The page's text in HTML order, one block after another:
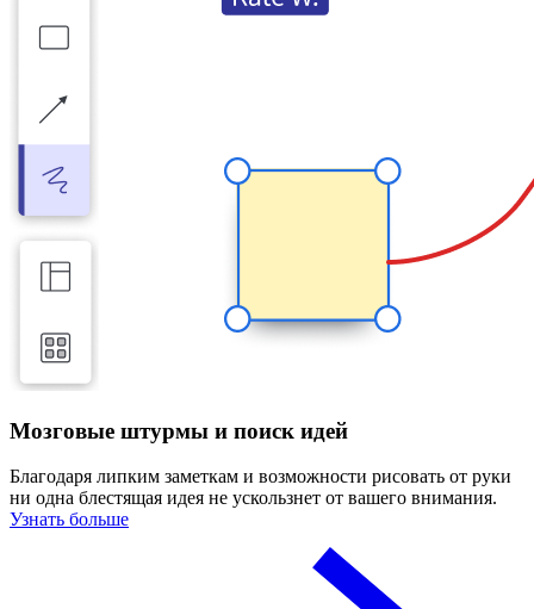
Мозговые штурмы и поиск идей
Благодаря липким заметкам и возможности рисовать от руки
ни одна блестящая идея не ускользнет от вашего внимания.
Узнать больше